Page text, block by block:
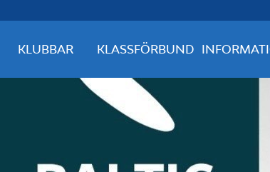
KLUBBAR KLASSFÖRBUND